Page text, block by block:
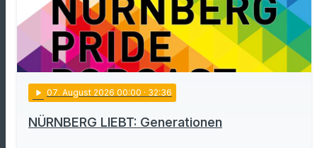
play_arrow 07. August 2026 00:00 · 32:36
NÜRNBERG LIEBT: Generationen